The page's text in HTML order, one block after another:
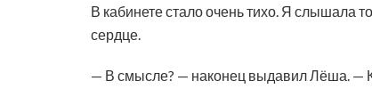
В кабинете стало очень тихо. Я слышала
сердце.
— В смысле? — наконец выдавил Лёша. —